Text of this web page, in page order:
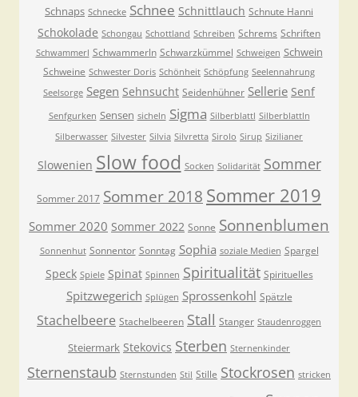
Schnaps Schnecke Schnee Schnittlauch Schnute Hanni
Schokolade Schongau Schottland Schreiben Schrems Schriften
Schwammerl Schwammerln Schwarzkümmel Schweigen Schwein
Schweine Schwester Doris Schönheit Schöpfung Seelennahrung
Seelsorge Segen Sehnsucht Seidenhühner Sellerie Senf
Senfgurken Sensen sicheln Sigma Silberblattl Silberblattln
Silberwasser Silvester Silvia Silvretta Sirolo Sirup Sizilianer
Slowenien Slow food Socken Solidarität Sommer
Sommer 2017 Sommer 2018 Sommer 2019
Sommer 2020 Sommer 2022 Sonne Sonnenblumen
Sonnenhut Sonnentor Sonntag Sophia soziale Medien Spargel
Speck Spiele Spinat Spinnen Spiritualität Spirituelles
Spitzwegerich Splügen Sprossenkohl Spätzle
Stachelbeere Stachelbeeren Stall Stanger Staudenroggen
Steiermark Stekovics Sterben Sternenkinder
Sternenstaub Sternstunden Stil Stille Stockrosen stricken